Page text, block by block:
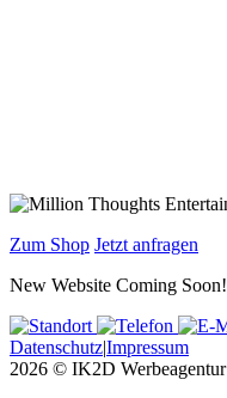
Zum Shop Jetzt anfragen
New Website Coming Soon!
Datenschutz|Impressum
2026 © IK2D Werbeagentur